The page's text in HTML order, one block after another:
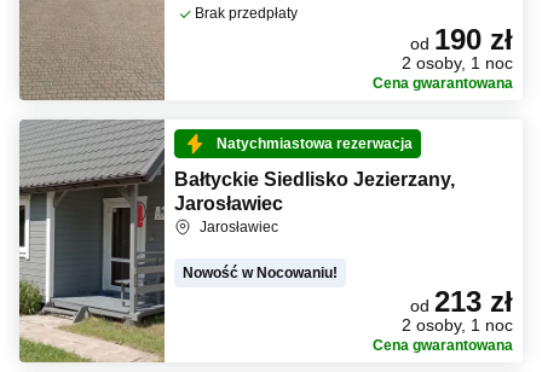
Brak przedpłaty
od 190 zł
2 osoby, 1 noc
Cena gwarantowana
Natychmiastowa rezerwacja
Bałtyckie Siedlisko Jezierzany,
Jarosławiec
Jarosławiec
Nowość w Nocowaniu!
od 213 zł
2 osoby, 1 noc
Cena gwarantowana